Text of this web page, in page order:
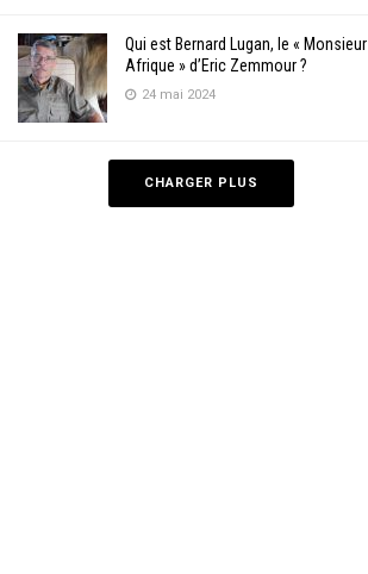
Qui est Bernard Lugan, le « Monsieur
Afrique » d’Eric Zemmour ?
24 mai 2024
CHARGER PLUS